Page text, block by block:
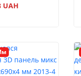
Золото
UAH